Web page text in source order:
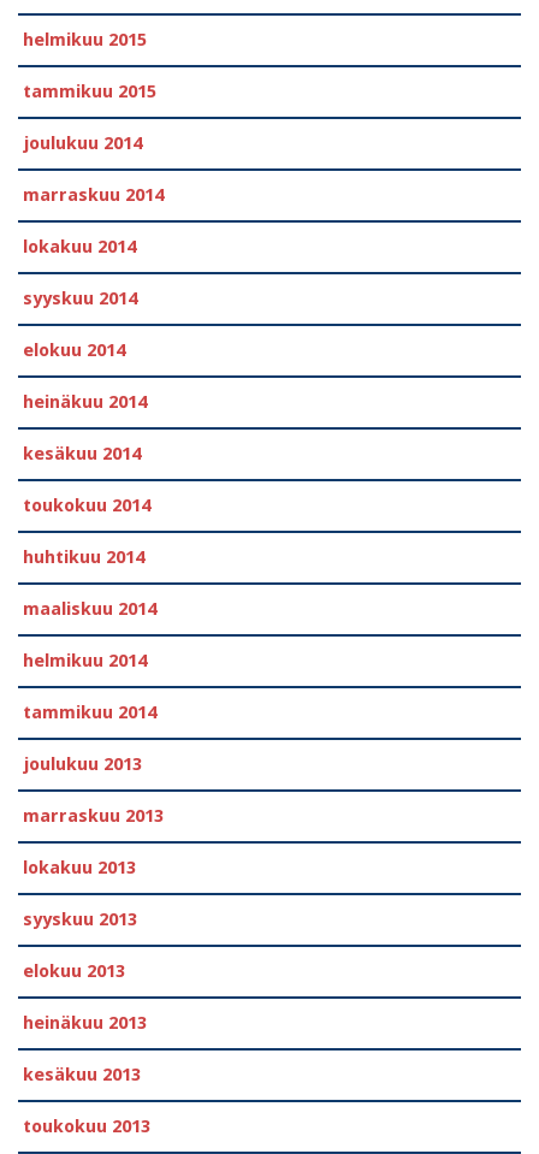
helmikuu 2015
tammikuu 2015
joulukuu 2014
marraskuu 2014
lokakuu 2014
syyskuu 2014
elokuu 2014
heinäkuu 2014
kesäkuu 2014
toukokuu 2014
huhtikuu 2014
maaliskuu 2014
helmikuu 2014
tammikuu 2014
joulukuu 2013
marraskuu 2013
lokakuu 2013
syyskuu 2013
elokuu 2013
heinäkuu 2013
kesäkuu 2013
toukokuu 2013